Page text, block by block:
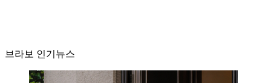
브라보 인기뉴스